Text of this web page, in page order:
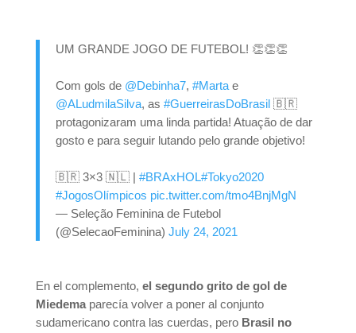
UM GRANDE JOGO DE FUTEBOL! 👏👏👏
Com gols de @Debinha7, #Martae
@ALudmilaSilva, as #GuerreirasDoBrasil🇧🇷
protagonizaram uma linda partida! Atuação de dar
gosto e para seguir lutando pelo grande objetivo!
🇧🇷 3×3 🇳🇱 | #BRAxHOL#Tokyo2020
#JogosOlímpicos pic.twitter.com/tmo4BnjMgN
— Seleção Feminina de Futebol
(@SelecaoFeminina) July 24, 2021
En el complemento, el segundo grito de gol de
Miedemaparecía volver a poner al conjunto
sudamericano contra las cuerdas, pero Brasil no